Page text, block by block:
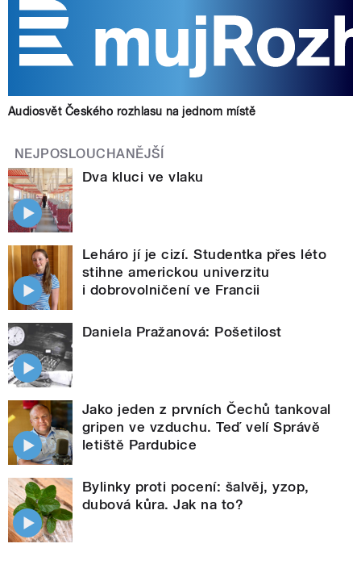
Audiosvět Českého rozhlasu na jednom místě
NEJPOSLOUCHANĚJŠÍ
Dva kluci ve vlaku
Leháro jí je cizí. Studentka přes léto
stihne americkou univerzitu
i dobrovolničení ve Francii
Daniela Pražanová: Pošetilost
Jako jeden z prvních Čechů tankoval
gripen ve vzduchu. Teď velí Správě
letiště Pardubice
Bylinky proti pocení: šalvěj, yzop,
dubová kůra. Jak na to?